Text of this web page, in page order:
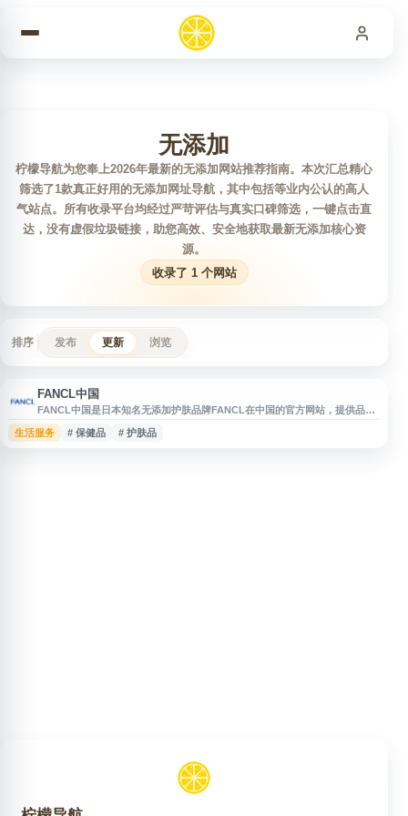
无添加
柠檬导航为您奉上2026年最新的无添加网站推荐指南。本次汇总精心
筛选了1款真正好用的无添加网址导航，其中包括等业内公认的高人
气站点。所有收录平台均经过严苛评估与真实口碑筛选，一键点击直
达，没有虚假垃圾链接，助您高效、安全地获取最新无添加核心资
源。
收录了 1 个网站
排序 发布 更新 浏览
FANCL中国
FANCL中国是日本知名无添加护肤品牌FANCL在中国的官方网站，提供品牌
全线产品的在线购物服务。FANCL以"无添加"为核心理念，产品不含防腐
剂、香料、色素等化学添加剂，专注于为消费者提供温和安全的护肤解决方
生活服务 # 保健品 # 护肤品